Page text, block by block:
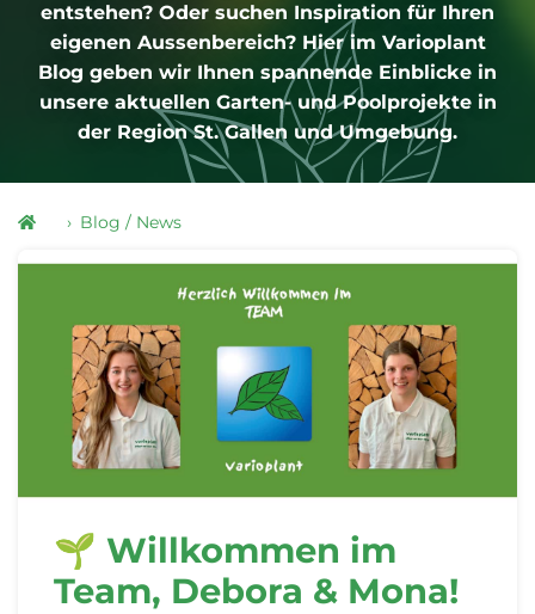
entstehen? Oder suchen Inspiration für Ihren
eigenen Aussenbereich? Hier im Varioplant
Blog geben wir Ihnen spannende Einblicke in
unsere aktuellen Garten- und Poolprojekte in
der Region St. Gallen und Umgebung.
Blog / News
🌱 Willkommen im
Team, Debora & Mona!